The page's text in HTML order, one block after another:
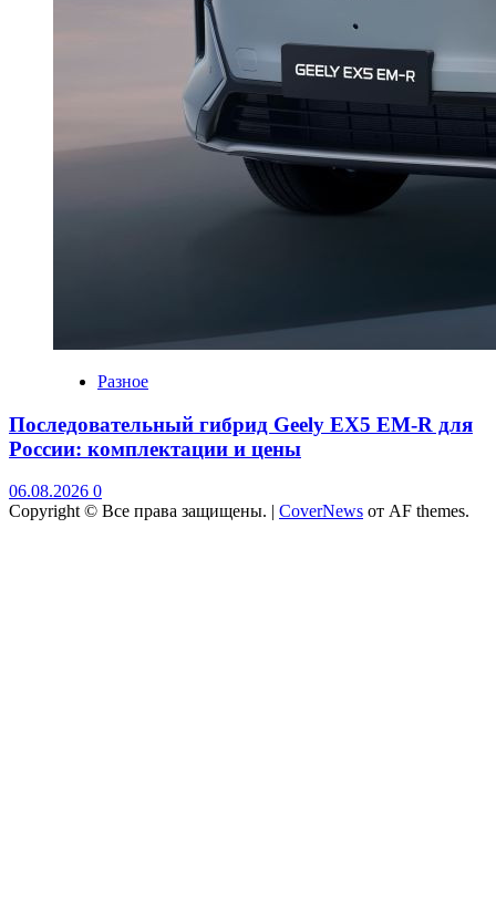
Разное
Последовательный гибрид Geely EX5 EM-R для
России: комплектации и цены
06.08.2026 0
Copyright © Все права защищены. | CoverNews от AF themes.